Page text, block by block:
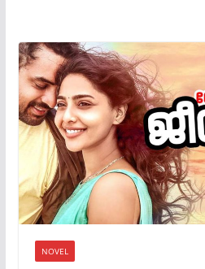
NOVEL